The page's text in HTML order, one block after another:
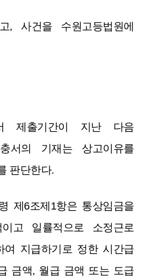
, 사건을 수원고등법원에
서 제출기간이 지난 다음
서의 기재는 상고이유를
판단한다.
제6조제1항은 통상임금을
이고 일률적으로 소정근로
지급하기로 정한 시간급
금액, 월급 금액 또는 도급